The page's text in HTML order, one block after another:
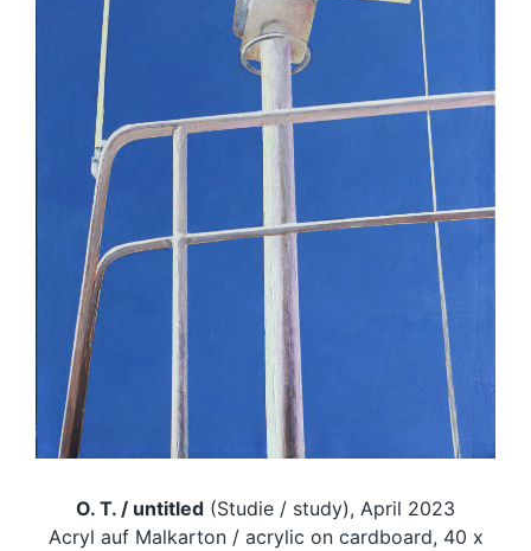
O. T. / untitled (Studie / study), April 2023
Acryl auf Malkarton / acrylic on cardboard, 40 x